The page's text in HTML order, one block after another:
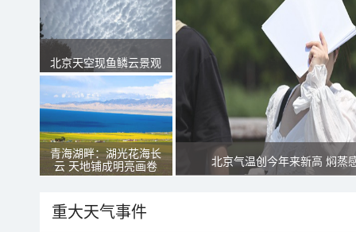
北京天空现鱼鳞云景观
青海湖畔：湖光花海长
云 天地铺成明亮画卷
北京气温创今年来新高 焖蒸
重大天气事件